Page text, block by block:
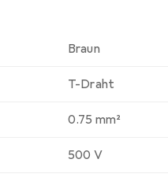
Braun
T-Draht
0.75 mm²
500 V